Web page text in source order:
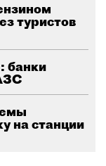
туристов
банки
на станции